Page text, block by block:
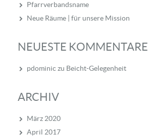
Pfarrverbandsname
Neue Räume | für unsere Mission
NEUESTE KOMMENTARE
pdominic zu Beicht-Gelegenheit
ARCHIV
März 2020
April 2017